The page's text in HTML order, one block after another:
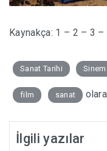
Kaynakça: 1 – 2 – 3 –
Sanat Tarihi
film sanat
İlgili yazılar